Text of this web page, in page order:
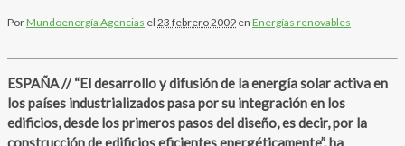
PorMundoenergía Agencias el 23 febrero 2009 en Energías renovables
ESPAÑA // “El desarrollo y difusión de la energía solar activa en
los países industrializados pasa por su integración en los
edificios, desde los primeros pasos del diseño, es decir, por la
construcción de edificios eficientes energéticamente”, ha